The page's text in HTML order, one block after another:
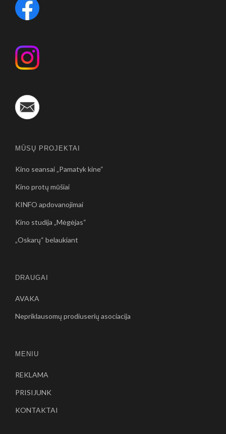
MŪSŲ PROJEKTAI
Kino seansai „Pamatyk kine“
Kino protų mūšiai
KINFO apdovanojimai
Kino studija „Mėgėjas“
„Oskarų“ belaukiant
DRAUGAI
AVAKA
Nepriklausomų prodiuserių asociacija
MENIU
REKLAMA
PRISIJUNK
KONTAKTAI